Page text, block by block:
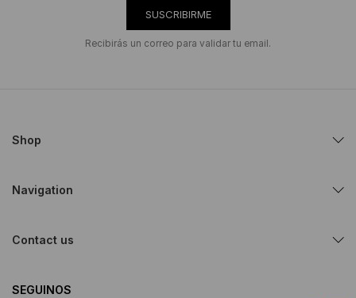
SUSCRIBIRME
Recibirás un correo para validar tu email.
Shop
Navigation
Contact us
SEGUINOS